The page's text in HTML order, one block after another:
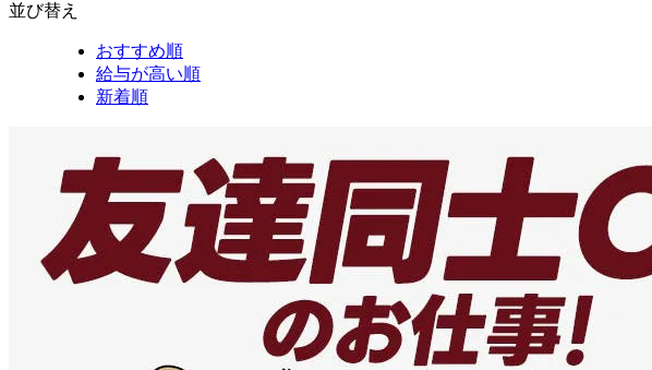
並び替え
おすすめ順
給与が高い順
新着順